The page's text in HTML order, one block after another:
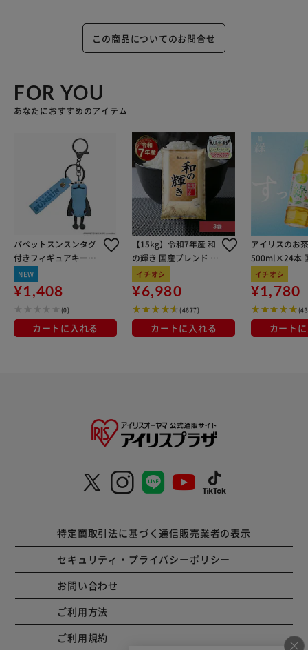
この商品についてのお問合せ
FOR YOU
あなたにおすすめのアイテム
パペットスンスンタグ
付きフィギュアキーホ
ルダー スンスン
NEW
¥1,408
(0)
カートに入れる
【15kg】令和7年産 和
の輝き 国産ブレンド 5
kg×3袋
イチオシ
¥6,980
(4677)
カートに入れる
アイリスのお
500ml×24本
100％使用
イチオシ
¥1,780
カート
特定商取引法に基づく通信販売業者の表示
セキュリティ・プライバシーポリシー
お問い合わせ
ご利用方法
ご利用規約